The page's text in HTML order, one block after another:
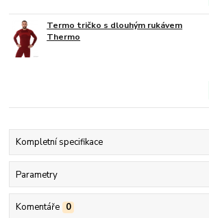
Termo tričko s dlouhým rukávem
Thermo
Kompletní specifikace
Parametry
Komentáře 0